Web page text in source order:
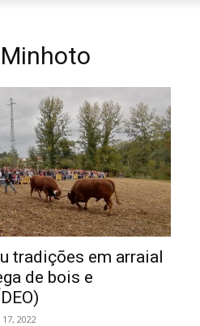
tradições em arraial
de bois e
2022